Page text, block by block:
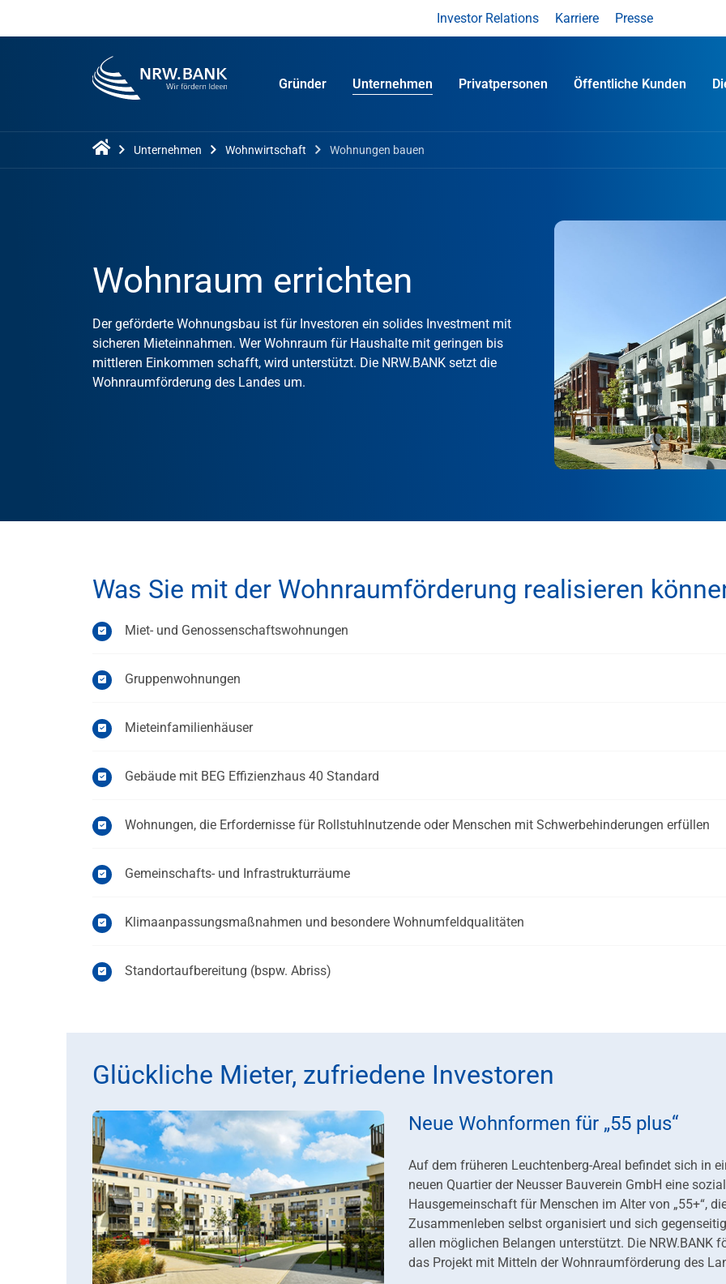
Investor Relations Karriere Presse
Gründer Unternehmen Privatpersonen Öffentliche Kunden
Unternehmen Wohnwirtschaft Wohnungen bauen
Wohnraum errichten
Der geförderte Wohnungsbau ist für Investoren ein solides Investment mit
sicheren Mieteinnahmen. Wer Wohnraum für Haushalte mit geringen bis
mittleren Einkommen schafft, wird unterstützt. Die NRW.BANK setzt die
Wohnraumförderung des Landes um.
Was Sie mit der Wohnraumförderung realisieren
Miet- und Genossenschaftswohnungen
Gruppenwohnungen
Mieteinfamilienhäuser
Gebäude mit BEG Effizienzhaus 40 Standard
Wohnungen, die Erfordernisse für Rollstuhlnutzende oder Menschen mit Schwerbehinderungen erfüllen
Gemeinschafts- und Infrastrukturräume
Klimaanpassungsmaßnahmen und besondere Wohnumfeldqualitäten
Standortaufbereitung (bspw. Abriss)
Glückliche Mieter, zufriedene Investoren
Neue Wohnformen für „55 plus“
Auf dem früheren Leuchtenberg-Areal befindet sich in
neuen Quartier der Neusser Bauverein GmbH eine
Hausgemeinschaft für Menschen im Alter von „55+“,
Zusammenleben selbst organisiert und sich
allen möglichen Belangen unterstützt. Die NRW.BANK
das Projekt mit Mitteln der Wohnraumförderung des